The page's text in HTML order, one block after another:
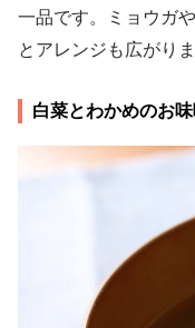
一品です。ミョウガ
とアレンジも広がり
白菜とわかめのお